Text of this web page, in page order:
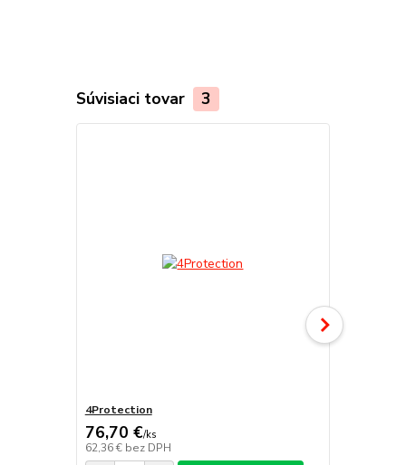
Súvisiaci tovar 3
4Protection
76,70 €/ks
62,36 € bez DPH